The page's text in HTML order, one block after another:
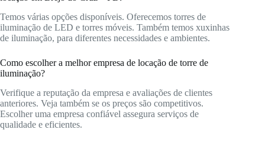
Temos várias opções disponíveis. Oferecemos torres de
iluminação de LED e torres móveis. Também temos xuxinhas
de iluminação, para diferentes necessidades e ambientes.
Como escolher a melhor empresa de locação de torre de
iluminação?
Verifique a reputação da empresa e avaliações de clientes
anteriores. Veja também se os preços são competitivos.
Escolher uma empresa confiável assegura serviços de
qualidade e eficientes.